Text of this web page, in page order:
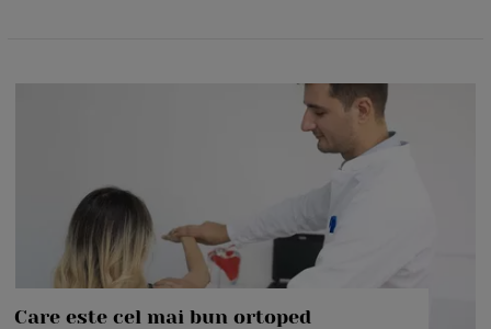
Care este cel mai bun ortoped